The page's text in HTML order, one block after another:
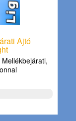
Ajtó